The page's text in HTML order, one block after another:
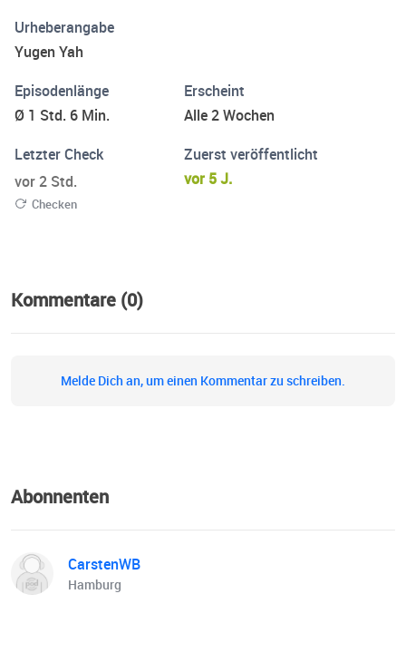
Urheberangabe
Yugen Yah
Episodenlänge
Ø 1 Std. 6 Min.
Erscheint
Alle 2 Wochen
Letzter Check
vor 2 Std.
Checken
Zuerst veröffentlicht
vor 5 J.
Kommentare (0)
Melde Dich an, um einen Kommentar zu schreiben.
Abonnenten
CarstenWB
Hamburg